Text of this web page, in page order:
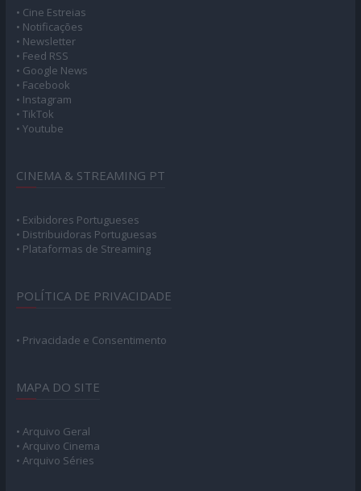
• Cine Estreias
• Notificações
• Newsletter
• Feed RSS
• Google News
• Facebook
• Instagram
• TikTok
• Youtube
CINEMA & STREAMING PT
• Exibidores Portugueses
• Distribuidoras Portuguesas
• Plataformas de Streaming
POLÍTICA DE PRIVACIDADE
• Privacidade e Consentimento
MAPA DO SITE
• Arquivo Geral
• Arquivo Cinema
• Arquivo Séries